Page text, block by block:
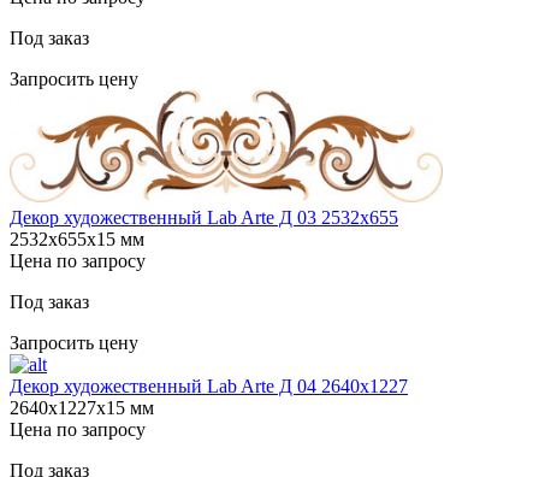
Под заказ
Запросить цену
Декор художественный Lab Arte Д 03 2532x655
2532х655х15 мм
Цена по запросу
Под заказ
Запросить цену
Декор художественный Lab Arte Д 04 2640х1227
2640х1227х15 мм
Цена по запросу
Под заказ